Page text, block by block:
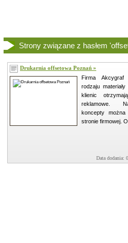
Strony związane z hasłem
Drukarnia offsetowa Poznań »
Firma Akcygraf
rodzaju
klienic
reklamowe.
koncepty
stronie firmowej.
Data dodania: